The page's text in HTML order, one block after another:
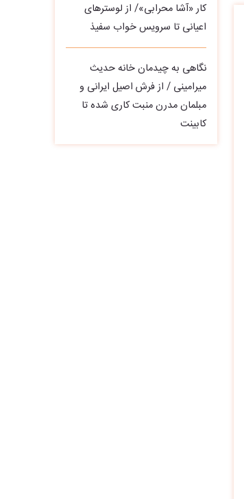
کار «آشا محرابی»/ از لوسترهای
اعیانی تا سرویس خواب سفیذ
نگاهی به چیدمان خانه حدیث
میرامینی / از فرش اصیل ایرانی و
مبلمان مدرن منبت‌ کاری‌ شده تا
کابینت